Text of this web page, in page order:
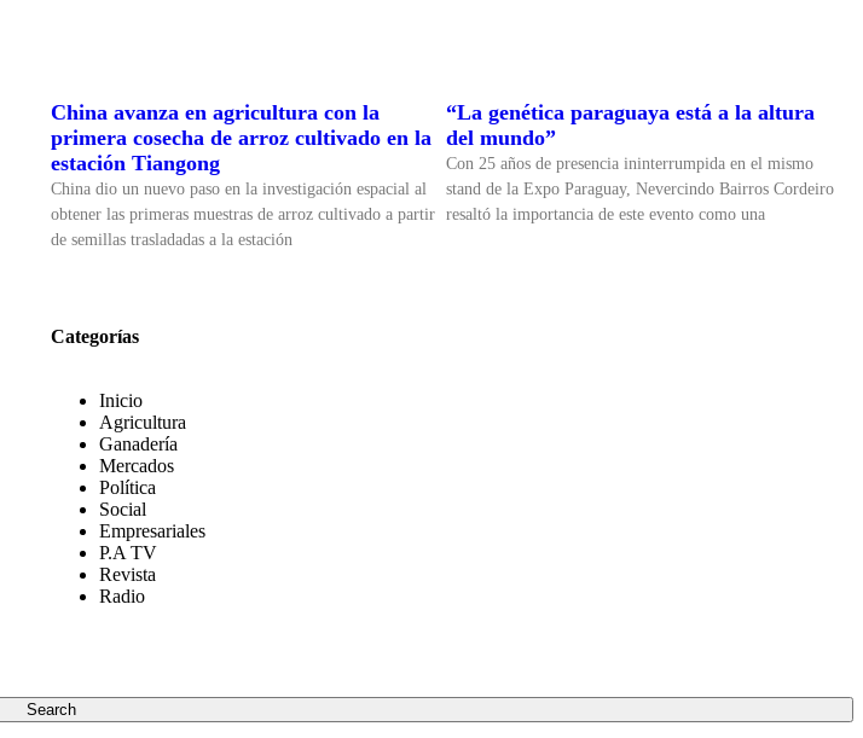
China avanza en agricultura con la
primera cosecha de arroz cultivado en la
estación Tiangong
China dio un nuevo paso en la investigación espacial al
obtener las primeras muestras de arroz cultivado a partir
de semillas trasladadas a la estación
“La genética paraguaya está a la altura
del mundo”
Con 25 años de presencia ininterrumpida en el mismo
stand de la Expo Paraguay, Nevercindo Bairros Cordeiro
resaltó la importancia de este evento como una
Categorías
Inicio
Agricultura
Ganadería
Mercados
Política
Social
Empresariales
P.A TV
Revista
Radio